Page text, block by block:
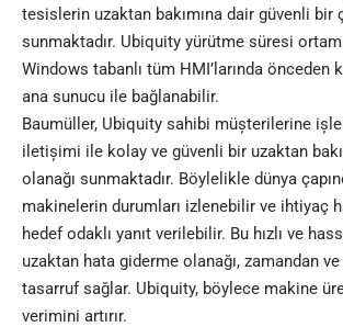
tesislerin uzaktan bakımına dair güvenli bir
sunmaktadır. Ubiquity yürütme süresi
Windows tabanlı tüm HMI’larında önceden
ana sunucu ile bağlanabilir.
Baumüller, Ubiquity sahibi müșterilerine
iletișimi ile kolay ve güvenli bir uzaktan
olanağı sunmaktadır. Böylelikle dünya
makinelerin durumları izlenebilir ve ihtiyaç
hedef odaklı yanıt verilebilir. Bu hızlı ve
uzaktan hata giderme olanağı, zamandan
tasarruf sağlar. Ubiquity, böylece makine
verimini artırır.